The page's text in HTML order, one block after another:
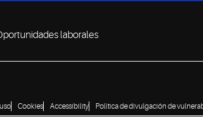
laborales
Cookies Accessibility Política de divulgación de